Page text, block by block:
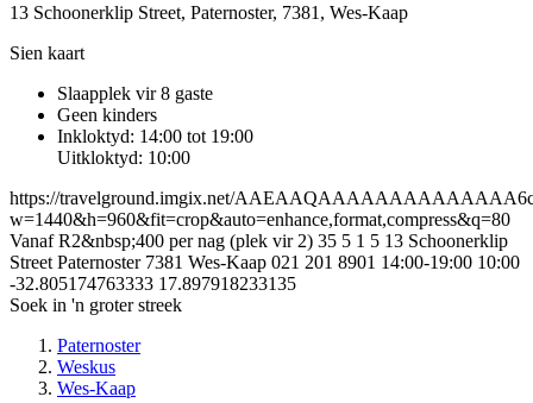
13 Schoonerklip Street, Paternoster, 7381, Wes-Kaap
Sien kaart
Slaapplek vir 8 gaste
Geen kinders
Inkloktyd: 14:00 tot 19:00
Uitkloktyd: 10:00
https://travelground.imgix.net/
w=1440&h=960&fit=crop&auto=enhance,format,compress&q=80
Vanaf R2&nbsp;400 per nag (plek vir 2) 35 5 1 5 13 Schoonerklip
Street Paternoster 7381 Wes-Kaap 021 201 8901 14:00-19:00 10:00
-32.805174763333 17.897918233135
Soek in 'n groter streek
Paternoster
Weskus
Wes-Kaap